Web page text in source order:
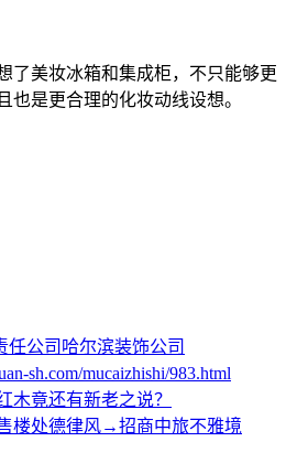
美妆冰箱和集成柜，不只能够更
也是更合理的化妆动线设想。
任公司 哈尔滨装饰公司
sh.com/mucaizhishi/983.html
木竟还有新老之说？
楼处德律风→招商中旅不雅境